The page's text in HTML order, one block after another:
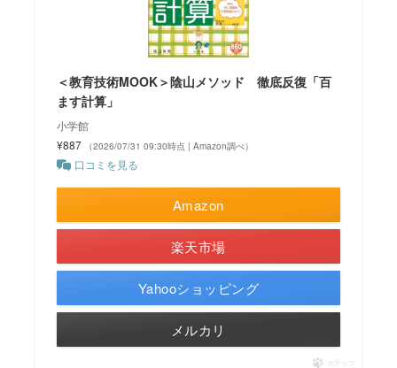
＜教育技術MOOK＞陰山メソッド 徹底反復「百
ます計算」
小学館
¥887
（2026/07/31 09:30時点 | Amazon調べ）
口コミを見る
Amazon
楽天市場
Yahooショッピング
メルカリ
ポチップ